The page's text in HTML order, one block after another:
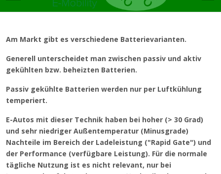
Am Markt gibt es verschiedene Batterievarianten.
Generell unterscheidet man zwischen passiv und aktiv
gekühlten bzw. beheizten Batterien.
Passiv gekühlte Batterien werden nur per Luftkühlung
temperiert.
E-Autos mit dieser Technik haben bei hoher (> 30 Grad)
und sehr niedriger Außentemperatur (Minusgrade)
Nachteile im Bereich der Ladeleistung ("Rapid Gate") und
der Performance (verfügbare Leistung). Für die normale
tägliche Nutzung ist es nicht relevant, nur bei